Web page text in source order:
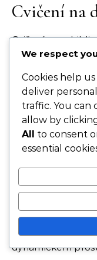
Cvičení na
Cvičení na
centrální
vytvářet
dribling může
a obratnost.
přihrávky, která
přihrávky pro
Hry na menším
také zlepšit tyto
rychlá
napodobují
záložníkům
dynamickém
We respect
Cookies help
deliver
traffic. You can
allow by
All to consent
essential